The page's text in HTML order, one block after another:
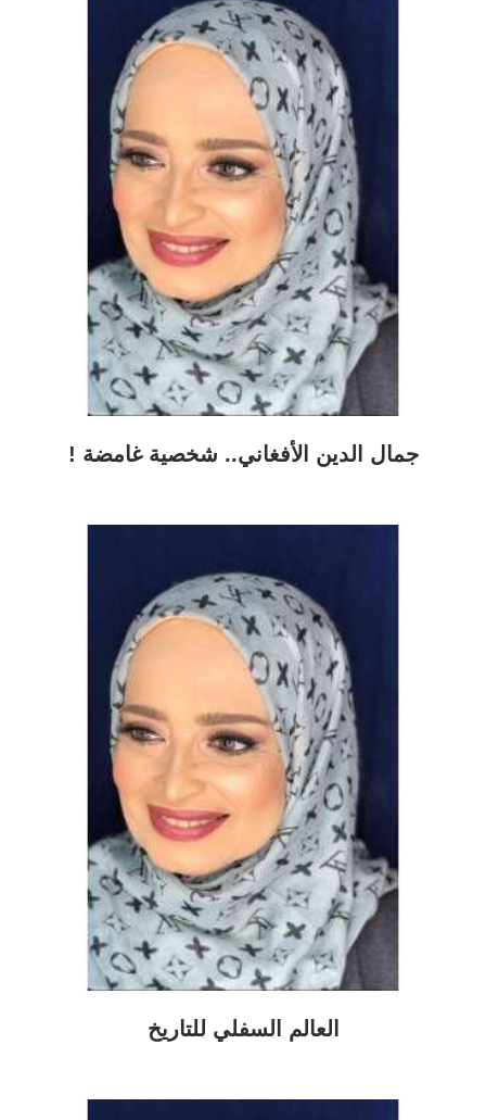
جمال الدين الأفغاني.. شخصية غامضة !
العالم السفلي للتاريخ